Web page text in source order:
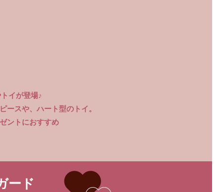
イが登場♪
ースや、ハート型のトイ。
ントにおすすめ
ード